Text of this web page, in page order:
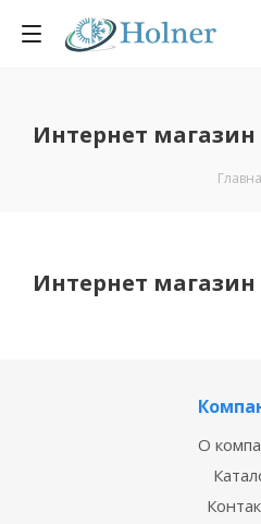
Интернет
Интернет
О